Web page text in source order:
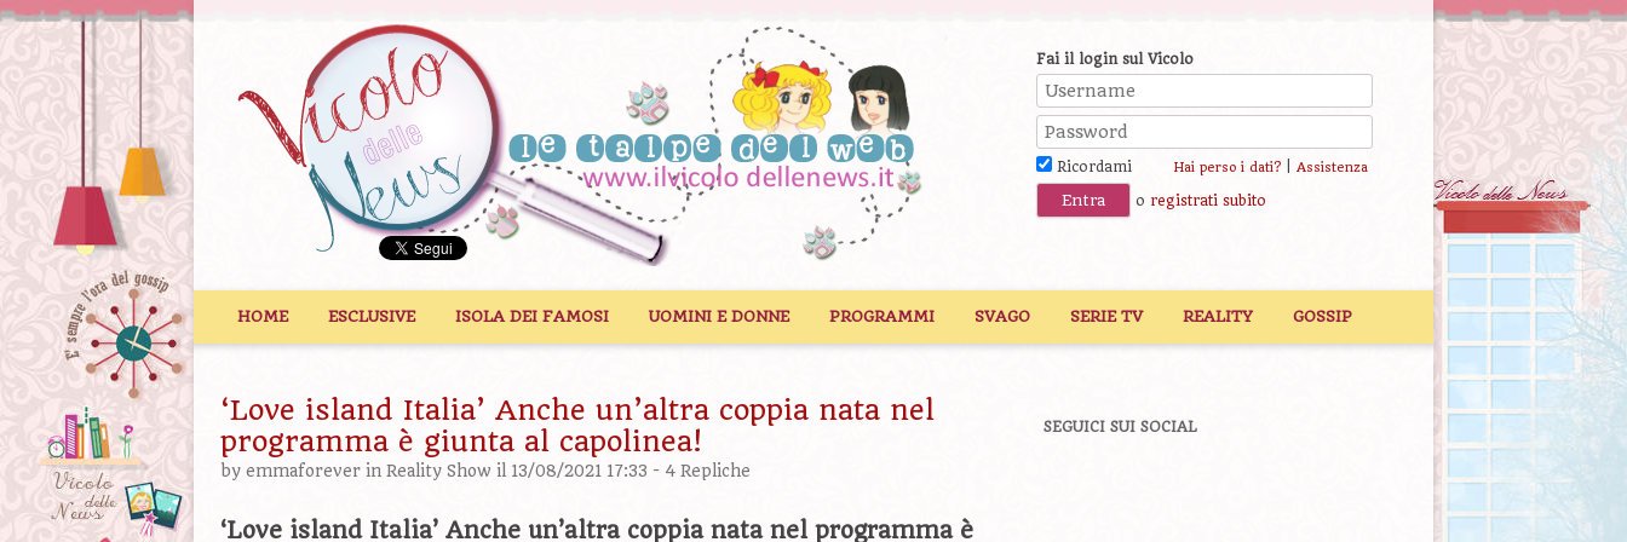
Fai il login sul Vicolo
Ricordami Hai perso i dati?| Assistenza
o registrati subito
HOME ESCLUSIVE ISOLA DEI FAMOSI UOMINI E DONNE PROGRAMMI SVAGO SERIE TV REALITY GOSSIP
‘Love island Italia’ Anche un’altra coppia nata nel
programma è giunta al capolinea!
by emmaforever in Reality Show il 13/08/2021 17:33 - 4 Repliche
‘Love island Italia’ Anche un’altra coppia nata nel programma è
SEGUICI SUI SOCIAL